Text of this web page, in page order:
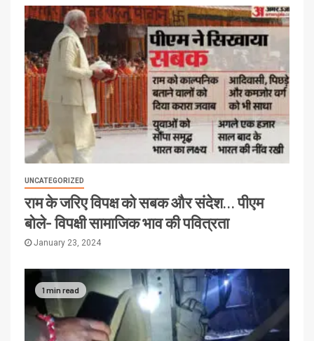
UNCATEGORIZED
राम के जरिए विपक्ष को सबक और संदेश… पीएम
बोले- विपक्षी सामाजिक भाव की पवित्रता
January 23, 2024
1 min read